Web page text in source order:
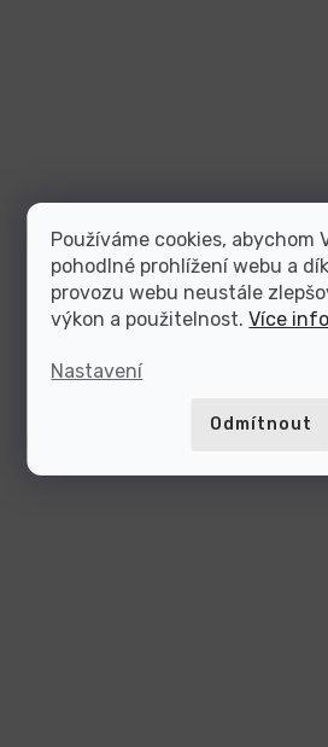
Používáme cookies, abychom
pohodlné prohlížení webu a
provozu webu neustále
výkon a použitelnost.Více
Nastavení
Odmítnout